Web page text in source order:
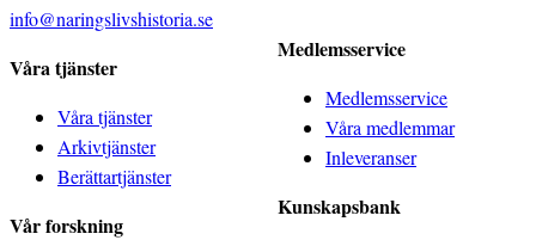
info@naringslivshistoria.se
Våra tjänster
Våra tjänster
Arkivtjänster
Berättartjänster
Vår forskning
Medlemsservice
Medlemsservice
Våra medlemmar
Inleveranser
Kunskapsbank